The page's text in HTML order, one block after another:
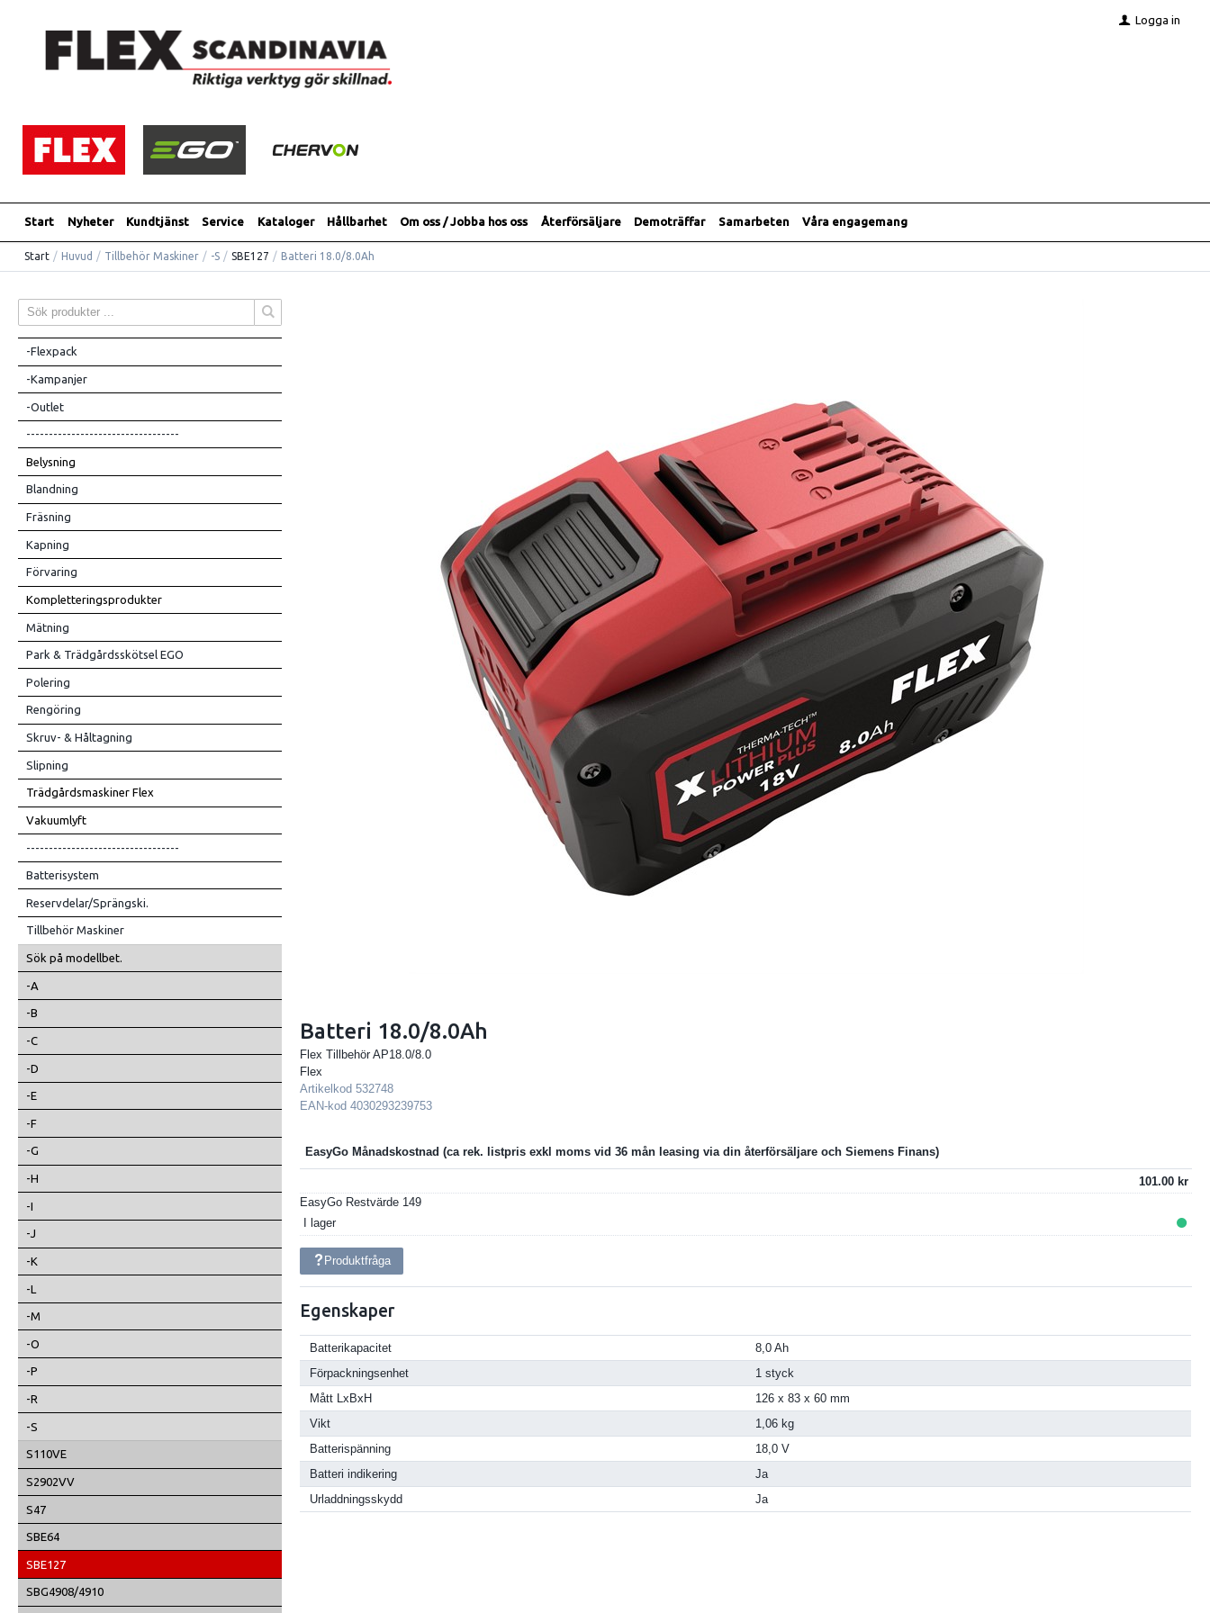
Logga in
Start Nyheter Kundtjänst Service Kataloger Hållbarhet Om oss / Jobba hos oss Återförsäljare Demoträffar Samarbeten Våra engagemang
Start / Huvud / Tillbehör Maskiner / -S / SBE127 / Batteri 18.0/8.0Ah
-Flexpack
-Kampanjer
-Outlet
----------------------------------
Belysning
Blandning
Fräsning
Kapning
Förvaring
Kompletteringsprodukter
Mätning
Park & Trädgårdsskötsel EGO
Polering
Rengöring
Skruv- & Håltagning
Slipning
Trädgårdsmaskiner Flex
Vakuumlyft
----------------------------------
Batterisystem
Reservdelar/Sprängski.
Tillbehör Maskiner
Sök på modellbet.
-A
-B
-C
-D
-E
-F
-G
-H
-I
-J
-K
-L
-M
-O
-P
-R
-S
S110VE
S2902VV
S47
SBE64
SBE127
SBG4908/4910
Batteri 18.0/8.0Ah
Flex Tillbehör AP18.0/8.0
Flex
Artikelkod532748
EAN-kod4030293239753
EasyGo Månadskostnad
101.00
EasyGo Restvärde 149
I lager
Produktfråga
Egenskaper
Batterikapacitet
8,0 Ah
Förpackningsenhet
1 styck
Mått LxBxH
126 x 83 x 60 mm
Vikt
1,06 kg
Batterispänning
18,0 V
Batteri indikering
Ja
Urladdningsskydd
Ja